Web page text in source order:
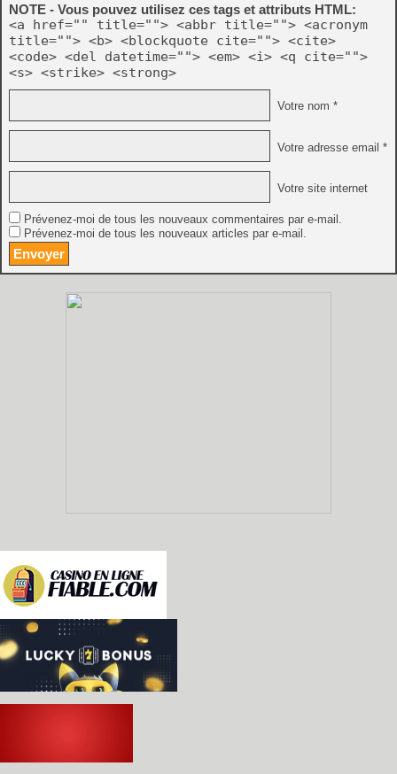
NOTE - Vous pouvez utilisez ces tags et attributs HTML:
<a href="" title=""> <abbr title=""> <acronym
title=""> <b> <blockquote cite=""> <cite>
<code> <del datetime=""> <em> <i> <q cite="">
<s> <strike> <strong>
Votre nom *
Votre adresse email *
Votre site internet
Prévenez-moi de tous les nouveaux commentaires par e-mail.
Prévenez-moi de tous les nouveaux articles par e-mail.